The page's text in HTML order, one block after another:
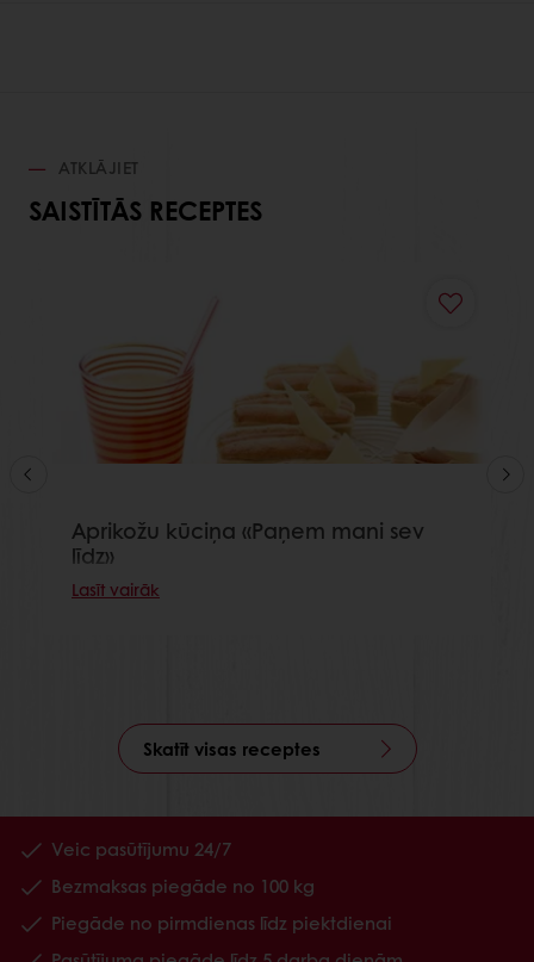
ATKLĀJIET
SAISTĪTĀS RECEPTES
Aprikožu kūciņa «Paņem mani sev
līdz»
Lasīt vairāk
Skatīt visas receptes
Veic pasūtījumu 24/7
Bezmaksas piegāde no 100 kg
Piegāde no pirmdienas līdz piektdienai